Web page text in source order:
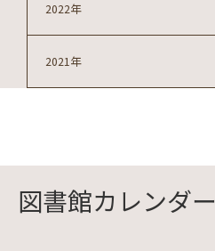
2022年
2021年
図書館カレンダー